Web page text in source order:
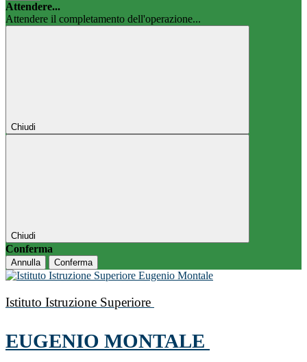
Attendere...
Attendere il completamento dell'operazione...
Chiudi
Chiudi
Conferma
Annulla Conferma
Istituto Istruzione Superiore
EUGENIO MONTALE